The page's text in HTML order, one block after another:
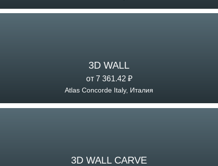
3D WALL
от 7 361.42 ₽
Atlas Concorde Italy, Италия
3D WALL CARVE